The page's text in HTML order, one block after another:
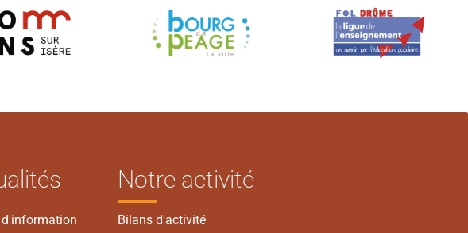
d'information
Notre activité
Bilans d'activité